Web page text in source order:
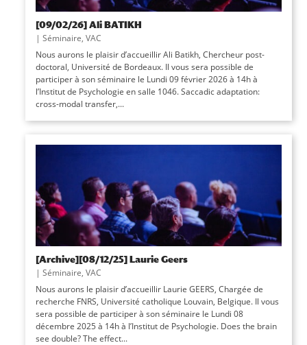
[09/02/26] Ali BATIKH
| Séminaire, VAC
Nous aurons le plaisir d’accueillir Ali Batikh, Chercheur post-
doctoral, Université de Bordeaux. Il vous sera possible de
participer à son séminaire le Lundi 09 février 2026 à 14h à
l’Institut de Psychologie en salle 1046. Saccadic adaptation:
cross-modal transfer,...
[Archive][08/12/25] Laurie Geers
| Séminaire, VAC
Nous aurons le plaisir d’accueillir Laurie GEERS, Chargée de
recherche FNRS, Université catholique Louvain, Belgique. Il vous
sera possible de participer à son séminaire le Lundi 08
décembre 2025 à 14h à l’Institut de Psychologie. Does the brain
see double? The effect...